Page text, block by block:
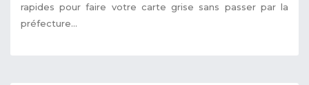
rapides pour faire votre carte grise sans passer par la
préfecture...